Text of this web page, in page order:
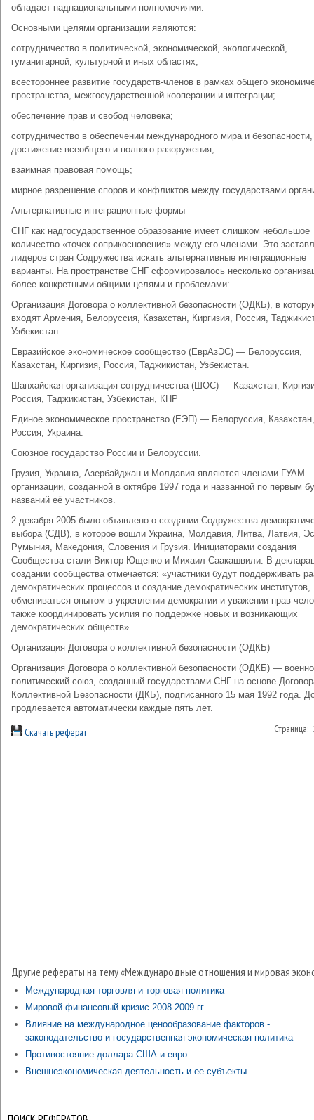
обладает наднациональными полномочиями.
Основными целями организации являются:
сотрудничество в политической, экономической, экологической,
гуманитарной, культурной и иных областях;
всестороннее развитие государств-членов в рамках общего
пространства, межгосударственной кооперации и интеграции;
обеспечение прав и свобод человека;
сотрудничество в обеспечении международного мира и безопасности,
достижение всеобщего и полного разоружения;
взаимная правовая помощь;
мирное разрешение споров и конфликтов между государствами
Альтернативные интеграционные формы
СНГ как надгосударственное образование имеет слишком небольшое
количество «точек соприкосновения» между его членами. Это
лидеров стран Содружества искать альтернативные интеграционные
варианты. На пространстве СНГ сформировалось несколько
более конкретными общими целями и проблемами:
Организация Договора о коллективной безопасности (ОДКБ), в
входят Армения, Белоруссия, Казахстан, Киргизия, Россия,
Узбекистан.
Евразийское экономическое сообщество (ЕврАзЭС) — Белоруссия,
Казахстан, Киргизия, Россия, Таджикистан, Узбекистан.
Шанхайская организация сотрудничества (ШОС) — Казахстан,
Россия, Таджикистан, Узбекистан, КНР
Единое экономическое пространство (ЕЭП) — Белоруссия, Казахстан,
Россия, Украина.
Союзное государство России и Белоруссии.
Грузия, Украина, Азербайджан и Молдавия являются членами ГУАМ
организации, созданной в октябре 1997 года и названной по первым
названий её участников.
2 декабря 2005 было объявлено о создании Содружества
выбора (СДВ), в которое вошли Украина, Молдавия, Литва, Латвия,
Румыния, Македония, Словения и Грузия. Инициаторами создания
Сообщества стали Виктор Ющенко и Михаил Саакашвили. В
создании сообщества отмечается: «участники будут поддерживать
демократических процессов и создание демократических институтов,
обмениваться опытом в укреплении демократии и уважении прав
также координировать усилия по поддержке новых и возникающих
демократических обществ».
Организация Договора о коллективной безопасности (ОДКБ)
Организация Договора о коллективной безопасности (ОДКБ) —
политический союз, созданный государствами СНГ на основе
Коллективной Безопасности (ДКБ), подписанного 15 мая 1992 года.
продлевается автоматически каждые пять лет.
Скачать реферат
Другие рефераты на тему «Международные отношения и мировая
Международная торговля и торговая политика
Мировой финансовый кризис 2008-2009 гг.
Влияние на международное ценообразование факторов -
законодательство и государственная экономическая политика
Противостояние доллара США и евро
Внешнеэкономическая деятельность и ее субъекты